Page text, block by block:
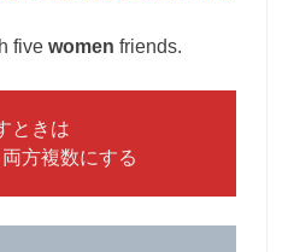
five women friends.
ときは
方複数にする